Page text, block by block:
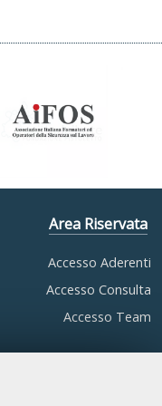
Area Riservata
Accesso Aderenti
Accesso Consulta
Accesso Team